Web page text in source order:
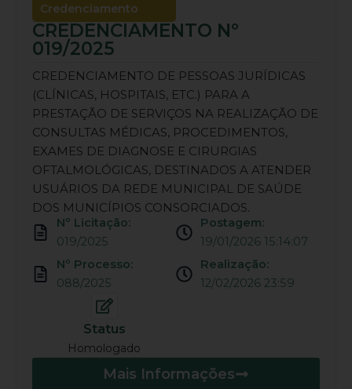
Credenciamento
CREDENCIAMENTO Nº
019/2025
CREDENCIAMENTO DE PESSOAS JURÍDICAS
(CLÍNICAS, HOSPITAIS, ETC.) PARA A
PRESTAÇÃO DE SERVIÇOS NA REALIZAÇÃO DE
CONSULTAS MÉDICAS, PROCEDIMENTOS,
EXAMES DE DIAGNOSE E CIRURGIAS
OFTALMOLÓGICAS, DESTINADOS A ATENDER
USUÁRIOS DA REDE MUNICIPAL DE SAÚDE
DOS MUNICÍPIOS CONSORCIADOS.
Nº Licitação:
019/2025
Nº Processo:
088/2025
Postagem:
19/01/2026 15:14:07
Realização:
12/02/2026 23:59
Status
Homologado
Mais Informações